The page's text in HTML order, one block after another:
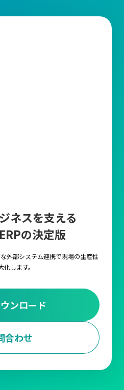
ネスを支える
の決定版
外部システム連携で現場の生産性
化します。
ンロード
合わせ